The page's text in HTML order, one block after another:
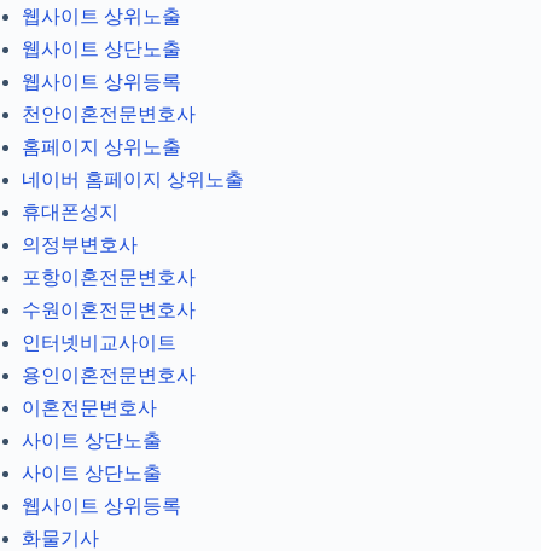
웹사이트 상위노출
웹사이트 상단노출
웹사이트 상위등록
천안이혼전문변호사
홈페이지 상위노출
네이버 홈페이지 상위노출
휴대폰성지
의정부변호사
포항이혼전문변호사
수원이혼전문변호사
인터넷비교사이트
용인이혼전문변호사
이혼전문변호사
사이트 상단노출
사이트 상단노출
웹사이트 상위등록
화물기사